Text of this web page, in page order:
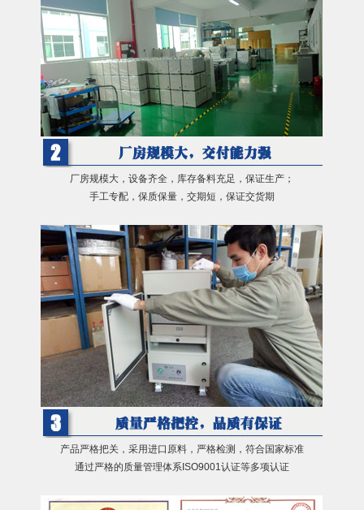
厂房规模大，设备齐全，库存备料充足，保证生产；
手工专配，保质保量，交期短，保证交货期
产品严格把关，采用进口原料，严格检测，符合国家标准
通过严格的质量管理体系ISO9001认证等多项认证